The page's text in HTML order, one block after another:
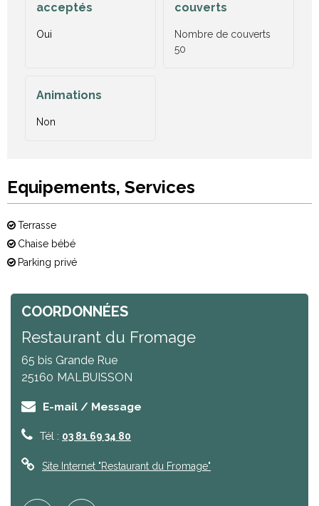
acceptés
Oui
couverts
Nombre de couverts
50
Animations
Non
Equipements, Services
Terrasse
Chaise bébé
Parking privé
COORDONNÉES
Restaurant du Fromage
65 bis Grande Rue
25160 MALBUISSON
E-mail / Message
Tél : 03 81 69 34 80
Site Internet "Restaurant du Fromage"